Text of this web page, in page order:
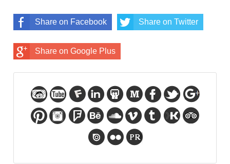
Share on Facebook Share on Twitter
Share on Google Plus